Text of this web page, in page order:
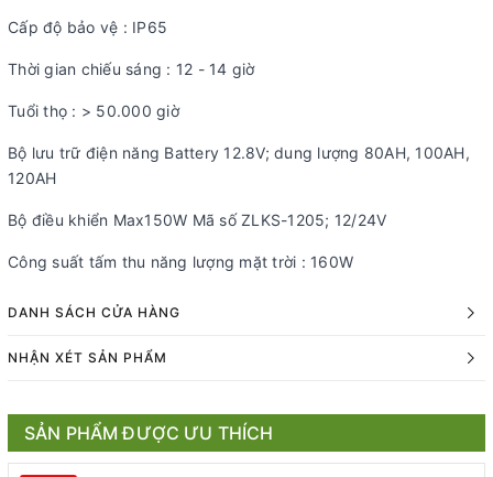
Cấp độ bảo vệ : IP65
Thời gian chiếu sáng : 12 - 14 giờ
Tuổi thọ : > 50.000 giờ
Bộ lưu trữ điện năng Battery 12.8V; dung lượng 80AH, 100AH,
120AH
Bộ điều khiển Max150W Mã số ZLKS-1205; 12/24V
Công suất tấm thu năng lượng mặt trời : 160W
DANH SÁCH CỬA HÀNG
NHẬN XÉT SẢN PHẨM
SẢN PHẨM ĐƯỢC ƯU THÍCH